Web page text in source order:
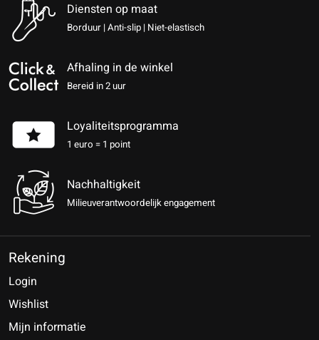
Diensten op maat
Borduur | Anti-slip | Niet-elastisch
Afhaling in de winkel
Bereid in 2 uur
Loyaliteitsprogramma
1 euro = 1 point
Nachhaltigkeit
Milieuverantwoordelijk engagement
Rekening
Login
Wishlist
Mijn informatie